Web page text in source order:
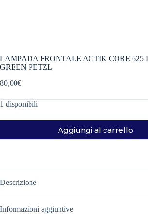
LAMPADA FRONTALE ACTIK CORE 625
GREEN PETZL
80,00€
1 disponibili
Aggiungi al carrello
Descrizione
Informazioni aggiuntive